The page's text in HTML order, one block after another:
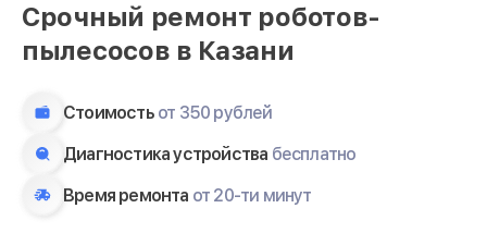
Срочный ремонт роботов-
пылесосов в Казани
Стоимость от 350 рублей
Диагностика устройства бесплатно
Время ремонта от 20-ти минут